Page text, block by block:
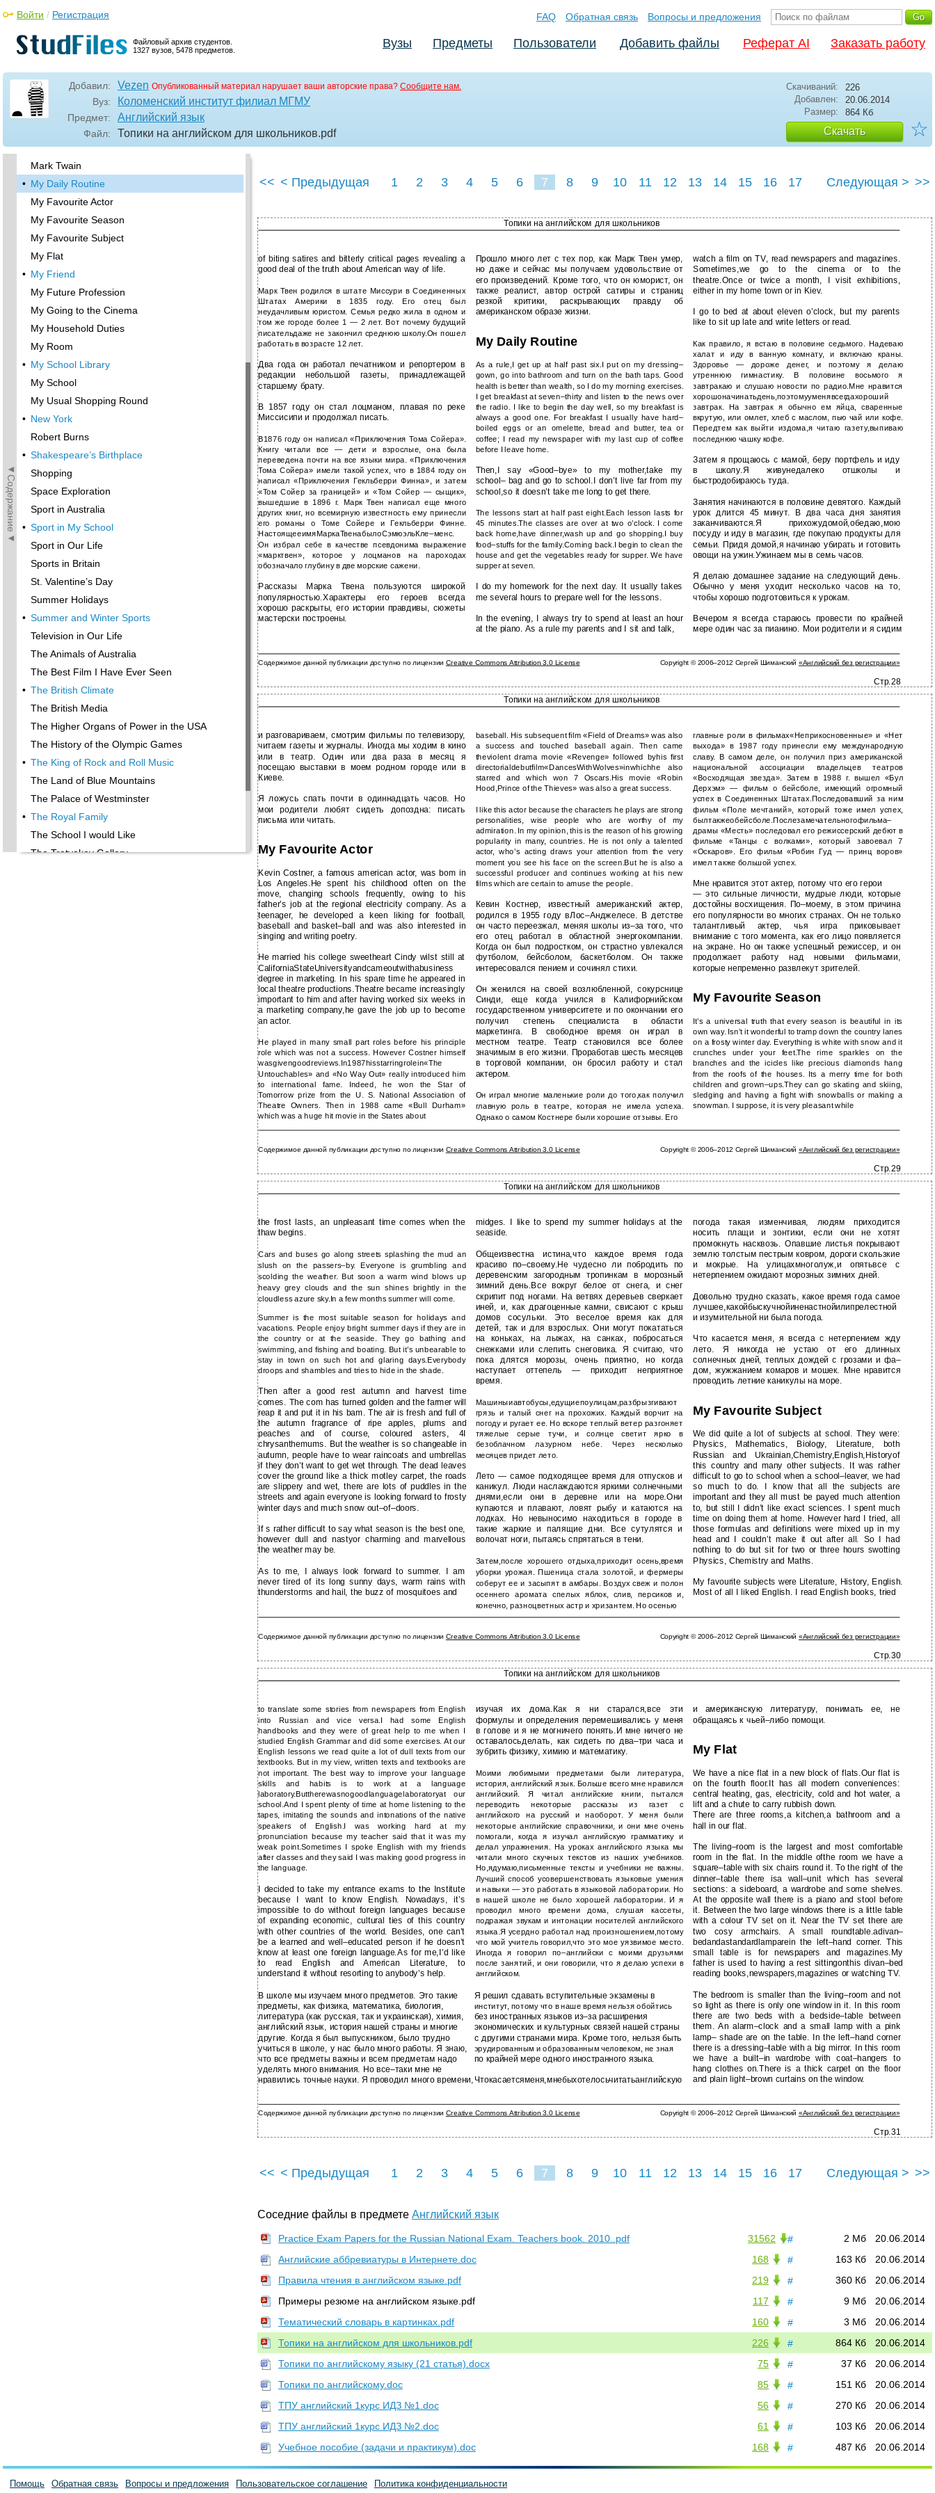
Файловый архив студентов.
1327 вузов, 5478 предметов.
Войти / Регистрация FAQ Обратная связь Вопросы и предложения
Вузы Предметы Пользователи Добавить файлы Реферат AI Заказать работу
Добавил: Vezen Опубликованный материал нарушает ваши авторские права? Сообщите нам.
Вуз: Коломенский институт филиал МГМУ
Предмет: Английский язык
Файл: Топики на английском для школьников.pdf
Скачиваний:
226
Добавлен:
20.06.2014
Размер:
864 Кб
Скачать ☆
◄Содержание◄
English Has no Equals!
Forming a Government. The Cabinet
•
Great Britain
Jack London
Jerome K. Jerome
Lewis Carroll
London
Mark Twain
• My Daily Routine
My Favourite Actor
My Favourite Season
My Favourite Subject
My Flat
• My Friend
My Future Profession
My Going to the Cinema
My Household Duties
My Room
• My School Library
My School
My Usual Shopping Round
• New York
Robert Burns
• Shakespeare’s Birthplace
Shopping
Space Exploration
Sport in Australia
• Sport in My School
Sport in Our Life
Sports in Britain
St. Valentine’s Day
Summer Holidays
• Summer and Winter Sports
Television in Our Life
The Animals of Australia
The Best Film I Have Ever Seen
• The British Climate
The British Media
The Higher Organs of Power in the USA
The History of the Olympic Games
• The King of Rock and Roll Music
The Land of Blue Mountains
The Palace of Westminster
• The Royal Family
The School I would Like
The Tretyakov Gallery
<< < Предыдущая 1 2 3 4 5 6 7 8 9 10 11 12 13 14 15 16 17 Следующая > >>
Топики на английском для школьников
of biting satires and bitterly critical pages revealing a
good deal of the truth about American way of life.
Марк Твен родился в штате Миссури в Соединенных
Штатах Америки в 1835 году. Его отец был
неудачливым юристом. Семья редко жила в одном и
том же городе более 1 — 2 лет. Вот почему будущий
писательдаже не закончил среднюю школу.Он пошел
работать в возрасте 12 лет.
Два года он работал печатником и репортером в
редакции небольшой газеты, принадлежащей
старшему брату.
В 1857 году он стал лоцманом, плавая по реке
Миссисипи и продолжал писать.
В1876 году он написал «Приключения Тома Сойера».
Книгу читали все — дети и взрослые, она была
переведена почти на все языки мира. «Приключения
Тома Сойера» имели такой успех, что в 1884 году он
написал «Приключения Гекльберри Финна», и затем
«Том Сойер за границей» и «Том Сойер — сыщик»,
вышедшие в 1896 г. Марк Твен написал еще много
других книг, но всемирную известность ему принесли
его романы о Томе Сойере и Гекльберри Финне.
НастоящееимяМаркаТвенабылоСэмюэльКле–менс.
Он избрал себе в качестве псевдонима выражение
«марктвен», которое у лоцманов на пароходах
обозначало глубину в две морские сажени.
Рассказы Марка Твена пользуются широкой
популярностью.Характеры его героев всегда
хорошо раскрыты, его истории правдивы, сюжеты
мастерски построены.
Прошло много лет с тех пор, как Марк Твен умер,
но даже и сейчас мы получаем удовольствие от
его произведений. Кроме того, что он юморист, он
также реалист, автор острой сатиры и страниц
резкой критики, раскрывающих правду об
американском образе жизни.
My Daily Routine
As a rule,I get up at half past six.I put on my dressing–
gown, go into bathroom and turn on the bath taps. Good
health is better than wealth, so I do my morning exercises.
I get breakfast at seven–thirty and listen to the news over
the radio. I like to begin the day well, so my breakfast is
always a good one. For breakfast I usually have hard–
boiled eggs or an omelette, bread and butter, tea or
coffee; I read my newspaper with my last cup of coffee
before I leave home.
Then,I say «Good–bye» to my mother,take my
school– bag and go to school.I don’t live far from my
school,so it doesn’t take me long to get there.
The lessons start at half past eight.Each lesson lasts for
45 minutes.The classes are over at two o’clock. I come
back home,have dinner,wash up and go shopping.I buy
food–stuffs for the family.Coming back.I begin to clean the
house and get the vegetables ready for supper. We have
supper at seven.
I do my homework for the next day. It usually takes
me several hours to prepare well for the lessons.
In the evening, I always try to spend at least an hour
at the piano. As a rule my parents and I sit and talk,
watch a film on TV, read newspapers and magazines.
Sometimes,we go to the cinema or to the
theatre.Once or twice a month, I visit exhibitions,
either in my home town or in Kiev.
I go to bed at about eleven o’clock, but my parents
like to sit up late and write letters or read.
Как правило, я встаю в половине седьмого. Надеваю
халат и иду в ванную комнату, и включаю краны.
Здоровье — дороже денег, и поэтому я делаю
утреннюю гимнастику. В половине восьмого я
завтракаю и слушаю новости по радио.Мне нравится
хорошоначинатьдень,поэтомууменявсегдахороший
завтрак. На завтрак я обычно ем яйца, сваренные
вкрутую, или омлет, хлеб с маслом, пью чай или кофе.
Передтем как выйти издома,я читаю газету,выпиваю
последнюю чашку кофе.
Затем я прощаюсь с мамой, беру портфель и иду
в школу.Я живунедалеко отшколы и
быстродобираюсь туда.
Занятия начинаются в половине девятого. Каждый
урок длится 45 минут. В два часа дня занятия
заканчиваются.Я прихожудомой,обедаю,мою
посуду и иду в магазин, где покупаю продукты для
семьи. Придя домой,я начинаю убирать и готовить
овощи на ужин.Ужинаем мы в семь часов.
Я делаю домашнее задание на следующий день.
Обычно у меня уходит несколько часов на то,
чтобы хорошо подготовиться к урокам.
Вечером я всегда стараюсь провести по крайней
мере один час за пианино. Мои родители и я сидим
Содержимое данной публикации доступно по лицензии Creative Commons Attribution 3.0 License Copyright © 2006–2012 Сергей Шиманский«Английский без регистрации»
Стр.28
Топики на английском для школьников
и разговариваем, смотрим фильмы по телевизору,
читаем газеты и журналы. Иногда мы ходим в кино
или в театр. Один или два раза в месяц я
посещаю выставки в моем родном городе или в
Киеве.
Я ложусь спать почти в одиннадцать часов. Но
мои родители любят сидеть допоздна: писать
письма или читать.
My Favourite Actor
Kevin Costner, a famous american actor, was bom in
Los Angeles.He spent his childhood often on the
move, changing schools frequently, owing to his
father’s job at the regional electricity company. As a
teenager, he developed a keen liking for football,
baseball and basket–ball and was also interested in
singing and writing poetry.
He married his college sweetheart Cindy wilst still at
CaliforniaStateUniversityandcameoutwithabusiness
degree in marketing. In his spare time he appeared in
local theatre productions.Theatre became increasingly
important to him and after having worked six weeks in
a marketing company,he gave the job up to become
an actor.
He played in many small part roles before his principle
role which was not a success. However Costner himself
wasgivengoodreviews.In1987hisstarringrolein«The
Untouchables» and «No Way Out» really introduced him
to international fame. Indeed, he won the Star of
Tomorrow prize from the U. S. National Association of
Theatre Owners. Then in 1988 came «Bull Durham»
which was a huge hit movie in the States about
baseball. His subsequent film «Field of Dreams» was also
a success and touched baseball again. Then came
theviolent drama movie «Revenge» followed byhis first
directorialdebutfilm«DancesWithWolves»inwhichhe also
starred and which won 7 Oscars.His movie «Robin
Hood,Prince of the Thieves» was also a great success.
I like this actor because the characters he plays are strong
personalities, wise people who are worthy of my
admiration. In my opinion, this is the reason of his growing
popularity in many, countries. He is not only a talented
actor, who’s acting draws your attention from the very
moment you see his face on the screen.But he is also a
successful producer and continues working at his new
films which are certain to amuse the people.
Кевин Костнер, известный американский актер,
родился в 1955 году вЛос–Анджелесе. В детстве
он часто переезжал, меняя школы из–за того, что
его отец работал в областной энергокомпании.
Когда он был подростком, он страстно увлекался
футболом, бейсболом, баскетболом. Он также
интересовался пением и сочинял стихи.
Он женился на своей возлюбленной, сокурснице
Синди, еще когда учился в Калифорнийском
государственном университете и по окончании его
получил степень специалиста в области
маркетинга. В свободное время он играл в
местном театре. Театр становился все более
значимым в его жизни. Проработав шесть месяцев
в торговой компании, он бросил работу и стал
актером.
Он играл многие маленькие роли до того,как получил
главную роль в театре, которая не имела успеха.
Однако о самом Костнере были хорошие отзывы. Его
главные роли в фильмах«Неприкосновенные» и «Нет
выхода» в 1987 году принесли ему международную
славу. В самом деле, он получил приз американской
национальной ассоциации владельцев театров
«Восходящая звезда». Затем в 1988 г. вышел «Бул
Дерхэм» — фильм о бейсболе, имеющий огромный
успех в Соединенных Штатах.Последовавший за ним
фильм «Поле мечтаний», который тоже имел успех,
былтакжеобейсболе.Послезамечательногофильма–
драмы «Месть» последовал его режиссерский дебют в
фильме «Танцы с волками», который завоевал 7
«Оскаров». Его фильм «Робин Гуд — принц воров»
имел также большой успех.
Мне нравится этот актер, потому что его герои
— это сильные личности, мудрые люди, которые
достойны восхищения. По–моему, в этом причина
его популярности во многих странах. Он не только
талантливый актер, чья игра приковывает
внимание с того момента, как его лицо появляется
на экране. Но он также успешный режиссер, и он
продолжает работу над новыми фильмами,
которые непременно развлекут зрителей.
My Favourite Season
It’s a universal truth that every season is beautiful in its
own way. Isn’t it wonderful to tramp down the country lanes
on a frosty winter day. Everything is white with snow and it
crunches under your feet.The rime sparkles on the
branches and the icicles like precious diamonds hang
from the roofs of the houses. Its a merry time for both
children and grown–ups.They can go skating and skiing,
sledging and having a fight with snowballs or making a
snowman. I suppose, it is very pleasant while
Содержимое данной публикации доступно по лицензии Creative Commons Attribution 3.0 License Copyright © 2006–2012 Сергей Шиманский«Английский без регистрации»
Стр.29
Топики на английском для школьников
the frost lasts, an unpleasant time comes when the
thaw begins.
Cars and buses go along streets splashing the mud an
slush on the passers–by. Everyone is grumbling and
scolding the weather. But soon a warm wind blows up
heavy grey clouds and the sun shines brightly in the
cloudless azure sky.In a few months summer will come.
Summer is the most suitable season for holidays and
vacations. People enjoy bright summer days if they are in
the country or at the seaside. They go bathing and
swimming, and fishing and boating. But it’s unbearable to
stay in town on such hot and glaring days.Everybody
droops and shambles and tries to hide in the shade.
Then after a good rest autumn and harvest time
comes. The com has turned golden and the farmer will
reap it and put it in his bam. The air is fresh and full of
the autumn fragrance of ripe apples, plums and
peaches and of course, coloured asters, 4I
chrysanthemums. But the weather is so changeable in
autumn, people have to wear raincoats and umbrellas
if they don’t want to get wet through. The dead leaves
cover the ground like a thick motley carpet, the roads
are slippery and wet, there are lots of puddles in the
streets and again everyone is looking forward to frosty
winter days and much snow out–of–doors.
If s rather difficult to say what season is the best one,
however dull and nastyor charming and marvellous
the weather may be.
As to me, I always look forward to summer. I am
never tired of its long sunny days, warm rains with
thunderstorms and hail, the buzz of mosquitoes and
midges. I like to spend my summer holidays at the
seaside.
Общеизвестна истина,что каждое время года
красиво по–своему.Не чудесно ли побродить по
деревенским загородным тропинкам в морозный
зимний день.Все вокруг белое от снега, и снег
скрипит под ногами. На ветвях деревьев сверкает
иней, и, как драгоценные камни, свисают с крыш
домов сосульки. Это веселое время как для
детей, так и для взрослых. Они могут покататься
на коньках, на лыжах, на санках, побросаться
снежками или слепить снеговика. Я считаю, что
пока длятся морозы, очень приятно, но когда
наступает оттепель — приходит неприятное
время.
Машиныиавтобусы,едущиепоулицам,разбрызгивают
грязь и талый снег на прохожих. Каждый ворчит на
погоду и ругает ее. Но вскоре теплый ветер разгоняет
тяжелые серые тучи, и солнце светит ярко в
безоблачном лазурном небе. Через несколько
месяцев придет лето.
Лето — самое подходящее время для отпусков и
каникул. Люди наслаждаются яркими солнечными
днями,если они в деревне или на море.Они
купаются и плавают, ловят рыбу и катаются на
лодках. Но невыносимо находиться в городе в
такие жаркие и палящие дни. Все сутулятся и
волочат ноги, пытаясь спрятаться в тени.
Затем,после хорошего отдыха,приходит осень,время
уборки урожая. Пшеница стала золотой, и фермеры
соберут ее и засыпят в амбары. Воздух свеж и полон
осеннего аромата спелых яблок, слив, персиков и,
конечно, разноцветных астр и хризантем. Но осенью
погода такая изменчивая, людям приходится
носить плащи и зонтики, если они не хотят
промокнуть насквозь. Опавшие листья покрывают
землю толстым пестрым ковром, дороги скользкие
и мокрые. На улицахмноголуж,и опятьвсе с
нетерпением ожидают морозных зимних дней.
Довольно трудно сказать, какое время года самое
лучшее,какойбыскучнойиненастнойилипрелестной
и изумительной ни была погода.
Что касается меня, я всегда с нетерпением жду
лето. Я никогда не устаю от его длинных
солнечных дней, теплых дождей с грозами и фа–
дом, жужжанием комаров и мошек. Мне нравится
проводить летние каникулы на море.
My Favourite Subject
We did quite a lot of subjects at school. They were:
Physics, Mathematics, Biology, Literature, both
Russian and Ukrainian,Chemistry,English,Historyof
this country and many other subjects. It was rather
difficult to go to school when a school–leaver, we had
so much to do. I know that all the subjects are
important and they all must be payed much attention
to, but still I didn’t like exact sciences. I spent much
time on doing them at home. However hard I tried, all
those formulas and definitions were mixed up in my
head and I couldn’t make it out after all. So I had
nothing to do but sit for two or three hours swotting
Physics, Chemistry and Maths.
My favourite subjects were Literature, History, English.
Most of all I liked English. I read English books, tried
Содержимое данной публикации доступно по лицензии Creative Commons Attribution 3.0 License Copyright © 2006–2012 Сергей Шиманский«Английский без регистрации»
Стр.30
Топики на английском для школьников
to translate some stories from newspapers from English
into Russian and vice versa.I had some English
handbooks and they were of great help to me when I
studied English Grammar and did some exercises. At our
English lessons we read quite a lot of dull texts from our
textbooks. But in my view, written texts and textbooks are
not important. The best way to improve your language
skills and habits is to work at a language
laboratory.Buttherewasnogoodlanguagelaboratoryat our
school.And I spent plenty of time at home listening to the
tapes, imitating the sounds and intonations of the native
speakers of English.I was working hard at my
pronunciation because my teacher said that it was my
weak point.Sometimes I spoke English with my friends
after classes and they said I was making good progress in
the language.
I decided to take my entrance exams to the Institute
because I want to know English. Nowadays, it’s
impossible to do without foreign languages because
of expanding economic, cultural ties of this country
with other countries of the world. Besides, one can’t
be a learned and well–educated person if he doesn’t
know at least one foreign language.As for me,I’d like
to read English and American Literature, to
understand it without resorting to anybody’s help.
изучая их дома.Как я ни старался,все эти
формулы и определения перемешивались у меня
в голове и я не могничего понять.И мне ничего не
оставалосьделать, как сидеть по два–три часа и
зубрить физику, химию и математику.
Моими любимыми предметами были литература,
история, английский язык. Больше всего мне нравился
английский. Я читал английские книги, пытался
переводить некоторые рассказы из газет с
английского на русский и наоборот. У меня были
некоторые английские справочники, и они мне очень
помогали, когда я изучал английскую грамматику и
делал упражнения. На уроках английского языка мы
читали много скучных текстов из наших учебников.
Но,ядумаю,письменные тексты и учебники не важны.
Лучший способ усовершенствовать языковые умения
и навыки — это работать в языковой лаборатории. Но
в нашей школе не было хорошей лаборатории. И я
проводил много времени дома, слушая кассеты,
подражая звукам и интонации носителей английского
языка.Я усердно работал над произношением,потому
что мой учитель говорил,что это мое уязвимое место.
Иногда я говорил по–английски с моими друзьями
после занятий, и они говорили, что я делаю успехи в
английском.
В школе мы изучаем много предметов. Это такие
Я решил сдавать вступительные экзамены в
предметы, как физика, математика, биология,
институт, потому что в наше время нельзя обойтись
литература (как русская, так и украинская), химия,
без иностранных языков из–за расширения
английский язык, история нашей страны и многие
экономических и культурных связей нашей страны
другие. Когда я был выпускником, было трудно
с другими странами мира. Кроме того, нельзя быть
учиться в школе, у нас было много работы. Я знаю,
эрудированным и образованным человеком, не зная
что все предметы важны и всем предметам надо
по крайней мере одного иностранного языка.
уделять много внимания. Но все–таки мне не
нравились точные науки. Я проводил много времени, Чтокасаетсяменя,мнебыхотелосьчитатьанглийскую
и американскую литературу, понимать ее, не
обращаясь к чьей–либо помощи.
My Flat
We have a nice flat in a new block of flats.Our flat is
on the fourth floor.It has all modern conveniences:
central heating, gas, electricity, cold and hot water, a
lift and a chute to carry rubbish down.
There are three rooms,a kitchen,a bathroom and a
hall in our flat.
The living–room is the largest and most comfortable
room in the flat. In the middle ofthe room we have a
square–table with six chairs round it. To the right of the
dinner–table there isa wall–unit which has several
sections: a sideboard, a wardrobe and some shelves.
At the opposite wall there is a piano and stool before
it. Between the two large windows there is a little table
with a colour TV set on it. Near the TV set there are
two cosy armchairs. A small roundtable.adivan–
bedandastandardlamparein the left–hand corner. This
small table is for newspapers and magazines.My
father is used to having a rest sittingonthis divan–bed
reading books,newspapers,magazines or watching TV.
The bedroom is smaller than the living–room and not
so light as there is only one window in it. In this room
there are two beds with a bedside–table between
them. An alarm–clock and a small lamp with a pink
lamp– shade are on the table. In the left–hand corner
there is a dressing–table with a big mirror. In this room
we have a built–in wardrobe with coat–hangers to
hang clothes on.There is a thick carpet on the floor
and plain light–brown curtains on the window.
Содержимое данной публикации доступно по лицензии Creative Commons Attribution 3.0 License Copyright © 2006–2012 Сергей Шиманский«Английский без регистрации»
Стр.31
<< < Предыдущая 1 2 3 4 5 6 7 8 9 10 11 12 13 14 15 16 17 Следующая > >>
Соседние файлы в предмете Английский язык
# 20.06.2014
2 Мб
31562
Practice Exam Papers for the Russian National Exam. Teachers book. 2010..pdf
#
20.06.2014
163 Кб
168
Английские аббревиатуры в Интернете.doc
#
20.06.2014
360 Кб
219
Правила чтения в английском языке.pdf
#
20.06.2014
9 Мб
117
Примеры резюме на английском языке.pdf
#
20.06.2014
3 Мб
160
Тематический словарь в картинках.pdf
#
20.06.2014
864 Кб
226
Топики на английском для школьников.pdf
#
20.06.2014
37 Кб
75
Топики по английскому языку (21 статья).docx
#
20.06.2014
151 Кб
85
Топики по английскому.doc
#
20.06.2014
270 Кб
56
ТПУ английский 1курс ИДЗ №1.doc
#
20.06.2014
103 Кб
61
ТПУ английский 1курс ИДЗ №2.doc
#
20.06.2014
487 Кб
168
Учебное пособие (задачи и практикум).doc
Помощь Обратная связь Вопросы и предложения Пользовательское соглашение Политика конфиденциальности